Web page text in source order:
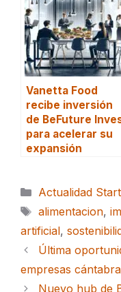
Vanetta Food
recibe inversión
de BeFuture
para acelerar su
expansión
Categorías
Actualidad
Etiquetas
alimentacion,
artificial,
Última
empresas
Nuevo hub de